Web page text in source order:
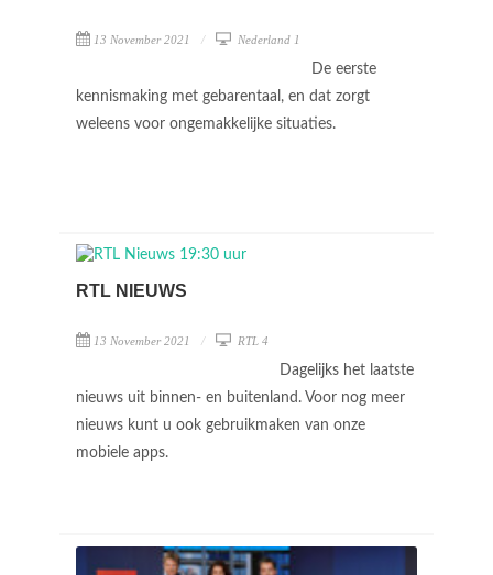
13 November 2021 Nederland 1
De eerste
kennismaking met gebarentaal, en dat zorgt
weleens voor ongemakkelijke situaties.
RTL NIEUWS
13 November 2021 RTL 4
Dagelijks het laatste
nieuws uit binnen- en buitenland. Voor nog meer
nieuws kunt u ook gebruikmaken van onze
mobiele apps.